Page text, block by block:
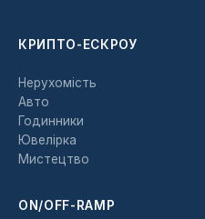
КРИПТО-ЕСКРОУ
Нерухомість
Авто
Годинники
Ювелірка
Мистецтво
ON/OFF-RAMP